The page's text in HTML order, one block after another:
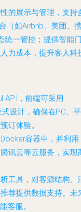
的展示与管理，支持
（如Airbnb、美团、
统一管控；提供智能
力成本，提升客人科
API，前端可采用
设计，确保在PC、平
订体验。
容器中，并利用
讯云等云服务，实现
工具，对客源结构、
荐提供数据支持。未
客服。